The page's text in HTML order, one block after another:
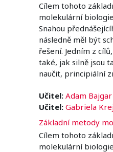
Cílem tohoto
molekulární
Snahou
následně měl být
řešení. Jedním z
také, jak silně jsou
naučit, principiální
Učitel: Adam Bajgar
Učitel: Gabriela
Základní metody
Cílem tohoto
molekulární